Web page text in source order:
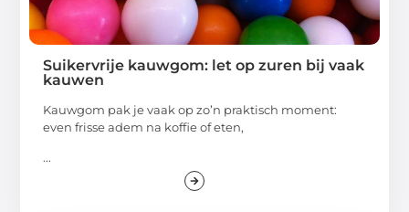
Suikervrije kauwgom: let op zuren bij vaak
kauwen
Kauwgom pak je vaak op zo’n praktisch moment:
even frisse adem na koffie of eten,
...